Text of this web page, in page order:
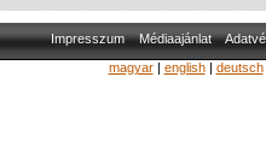
Impresszum Médiaajánlat
magyar| english| deutsch